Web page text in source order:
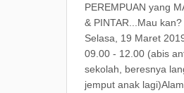
PEREMPUAN yang
& PINTAR...Mau
Selasa, 19 Maret
09.00 - 12.00 (abis
sekolah, beresnya
jemput anak